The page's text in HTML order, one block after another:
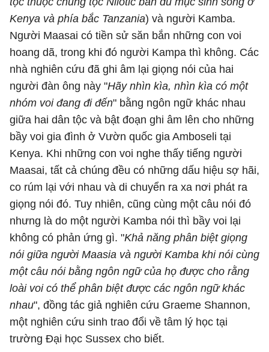
Kenya và phía bắc Tanzania) và người Kamba.
Người Maasai có tiền sử săn bắn những con voi
hoang dã, trong khi đó người Kampa thì không. Các
nhà nghiên cứu đã ghi âm lại giọng nói của hai
người đàn ông này "Hãy nhìn kìa, nhìn kìa có một
nhóm voi đang đi đến" bằng ngôn ngữ khác nhau
giữa hai dân tộc và bật đoạn ghi âm lên cho những
bầy voi gia đình ở Vườn quốc gia Amboseli tại
Kenya. Khi những con voi nghe thấy tiếng người
Maasai, tất cả chúng đều có những dấu hiệu sợ hãi,
co rúm lại với nhau và di chuyển ra xa nơi phát ra
giọng nói đó. Tuy nhiên, cũng cùng một câu nói đó
nhưng là do một người Kamba nói thì bầy voi lại
không có phản ứng gì. "Khả năng phân biệt giọng
nói giữa người Maasia và người Kamba khi nói cùng
một câu nói bằng ngôn ngữ của họ được cho rằng
loài voi có thể phân biệt được các ngôn ngữ khác
nhau", đồng tác giả nghiên cứu Graeme Shannon,
một nghiên cứu sinh trao đổi về tâm lý học tại
trường Đại học Sussex cho biết.